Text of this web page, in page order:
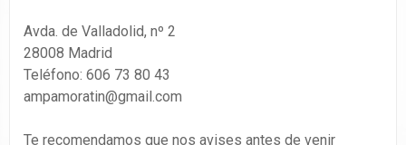
Avda. de Valladolid, nº 2
28008 Madrid
Teléfono: 606 73 80 43
ampamoratin@gmail.com
Te recomendamos que nos avises antes de venir